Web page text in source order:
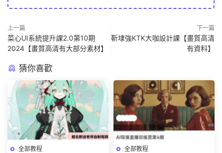
上一篇
菜心UI系統提升課2.0第10期
2024【畫質高清有大部分素材】
下一篇
靳埭強KTK大咖設計課【畫質高清
有資料】
猜你喜歡
全部教程 全部教程